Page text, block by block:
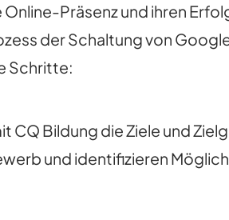
Präsenz und ihren
der Schaltung von
Schritte:
Bildung die Ziele und
und identifizieren